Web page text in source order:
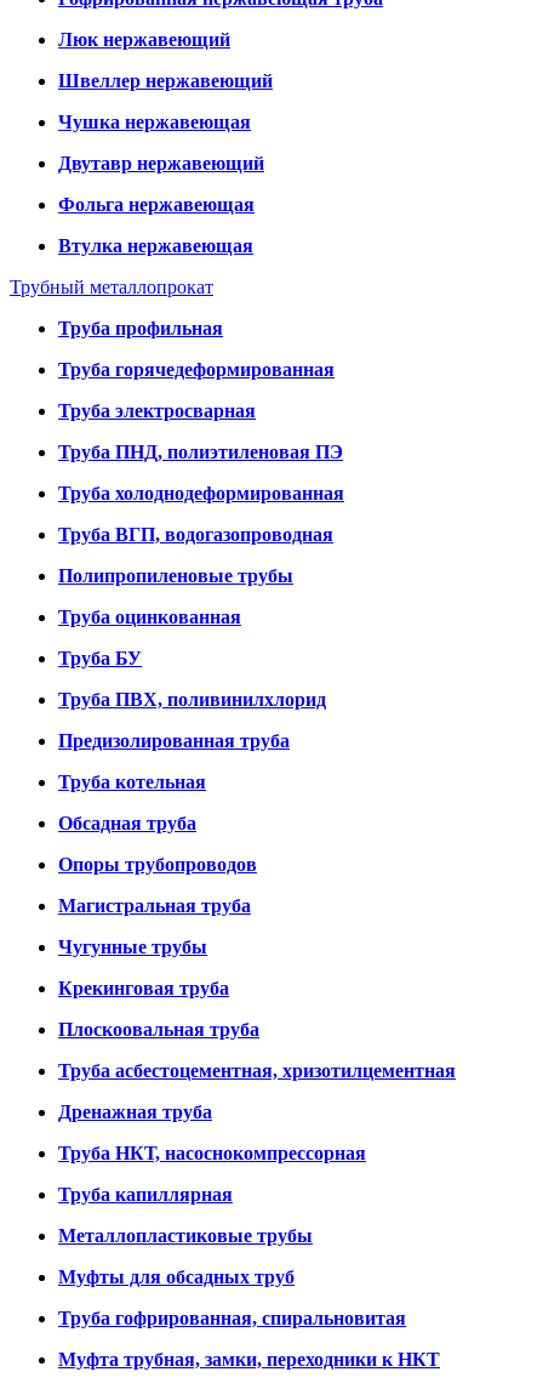
Люк нержавеющий
Швеллер нержавеющий
Чушка нержавеющая
Двутавр нержавеющий
Фольга нержавеющая
Втулка нержавеющая
Трубный металлопрокат
Труба профильная
Труба горячедеформированная
Труба электросварная
Труба ПНД, полиэтиленовая ПЭ
Труба холоднодеформированная
Труба ВГП, водогазопроводная
Полипропиленовые трубы
Труба оцинкованная
Труба БУ
Труба ПВХ, поливинилхлорид
Предизолированная труба
Труба котельная
Обсадная труба
Опоры трубопроводов
Магистральная труба
Чугунные трубы
Крекинговая труба
Плоскоовальная труба
Труба асбестоцементная, хризотилцементная
Дренажная труба
Труба НКТ, насоснокомпрессорная
Труба капиллярная
Металлопластиковые трубы
Муфты для обсадных труб
Труба гофрированная, спиральновитая
Муфта трубная, замки, переходники к НКТ